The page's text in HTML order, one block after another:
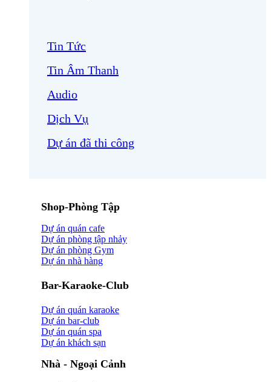
Tin Tức
Tin Âm Thanh
Audio
Dịch Vụ
Dự án đã thi công
Shop-Phòng Tập
Dự án quán cafe
Dự án phòng tập nhảy
Dự án phòng Gym
Dự án nhà hàng
Bar-Karaoke-Club
Dự án quán karaoke
Dự án bar-club
Dự án quán spa
Dự án khách sạn
Nhà - Ngoại Cảnh